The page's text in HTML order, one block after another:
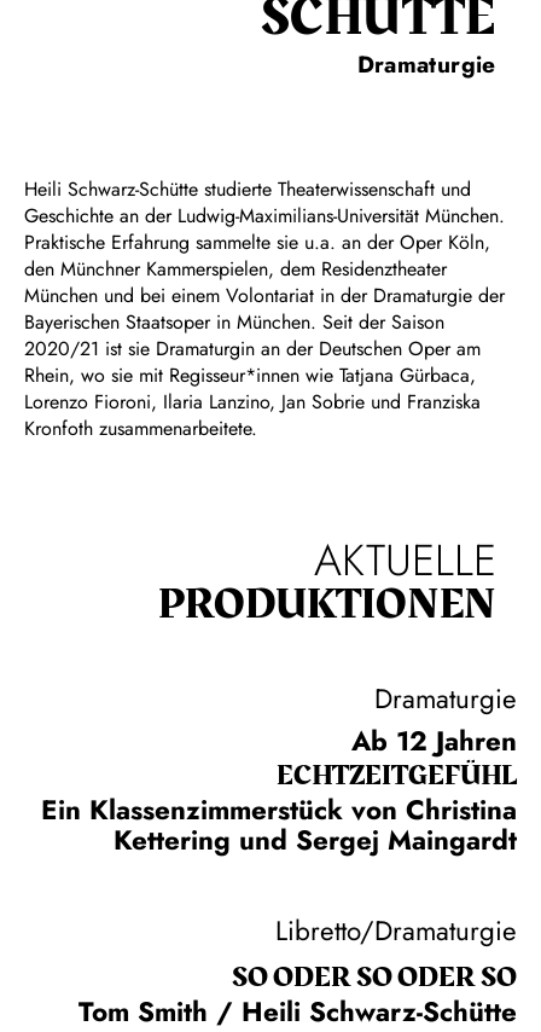
SCHÜTTE
Dramaturgie
Heili Schwarz-Schütte studierte Theaterwissenschaft und
Geschichte an der Ludwig-Maximilians-Universität München.
Praktische Erfahrung sammelte sie u.a. an der Oper Köln,
den Münchner Kammerspielen, dem Residenztheater
München und bei einem Volontariat in der Dramaturgie der
Bayerischen Staatsoper in München. Seit der Saison
2020/21 ist sie Dramaturgin an der Deutschen Oper am
Rhein, wo sie mit Regisseur*innen wie Tatjana Gürbaca,
Lorenzo Fioroni, Ilaria Lanzino, Jan Sobrie und Franziska
Kronfoth zusammenarbeitete.
AKTUELLE
PRODUKTIONEN
Dramaturgie
Ab 12 Jahren
ECHT­ZEIT­GEFÜHL
Ein Klassenzimmerstück von Christina
Kettering und Sergej Maingardt
Libretto/Dramaturgie
SO ODER SO ODER SO
Tom Smith / Heili Schwarz-Schütte